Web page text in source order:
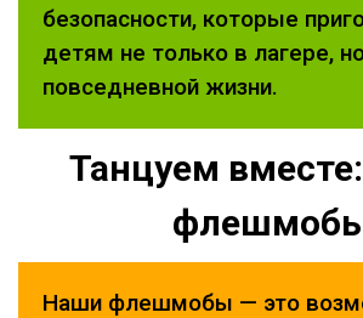
безопасности, которые
детям не только в лагере,
повседневной жизни.
Танцуем
Наши флешмобы — это